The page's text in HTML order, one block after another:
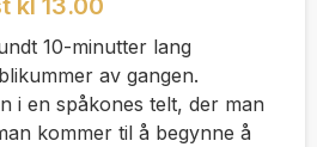
10-minutter lang
av gangen.
i en spåkones telt, der man
kommer til å begynne å